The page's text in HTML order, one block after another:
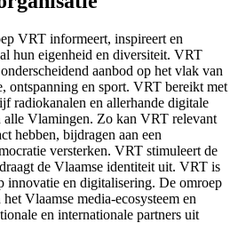
VRT informeert, inspireert en
hun eigenheid en diversiteit. VRT
aanbod op het vlak van
ontspanning en sport. VRT bereikt met
radiokanalen en allerhande digitale
Vlamingen. Zo kan VRT relevant
hebben, bijdragen aan een
versterken. VRT stimuleert de
de Vlaamse identiteit uit. VRT is
innovatie en digitalisering. De omroep
Vlaamse media-ecosysteem en
en internationale partners uit